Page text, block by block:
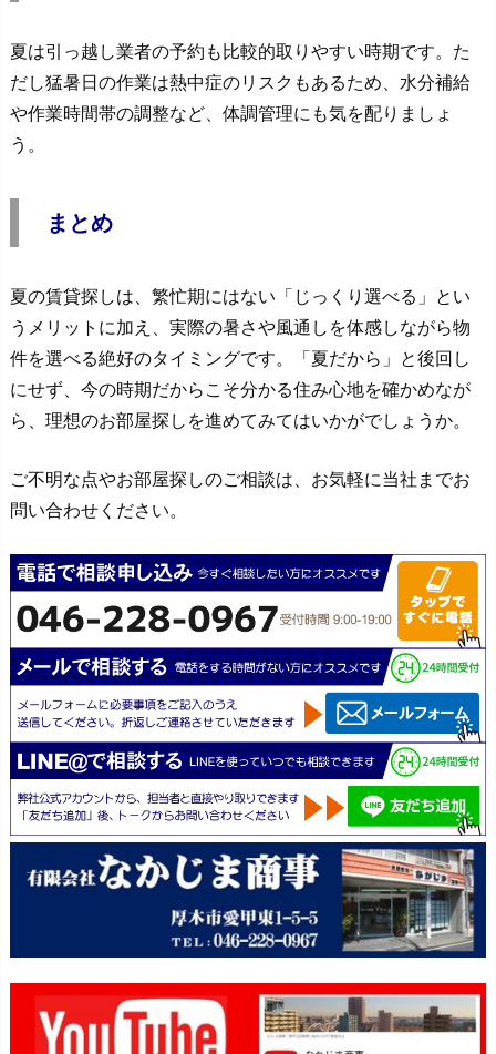
夏は引っ越し業者の予約も比較的取りやすい時期です。た
だし猛暑日の作業は熱中症のリスクもあるため、水分補給
や作業時間帯の調整など、体調管理にも気を配りましょ
う。
まとめ
夏の賃貸探しは、繁忙期にはない「じっくり選べる」とい
うメリットに加え、実際の暑さや風通しを体感しながら物
件を選べる絶好のタイミングです。「夏だから」と後回し
にせず、今の時期だからこそ分かる住み心地を確かめなが
ら、理想のお部屋探しを進めてみてはいかがでしょうか。
ご不明な点やお部屋探しのご相談は、お気軽に当社までお
問い合わせください。